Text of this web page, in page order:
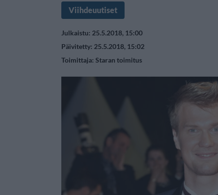
Viihdeuutiset
Julkaistu: 25.5.2018, 15:00
Päivitetty: 25.5.2018, 15:02
Toimittaja: Staran toimitus